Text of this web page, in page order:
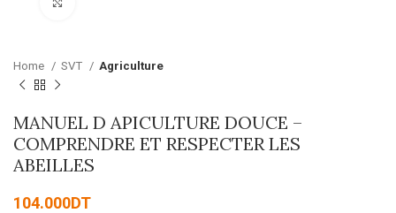
Home SVT Agriculture
MANUEL D APICULTURE DOUCE –
COMPRENDRE ET RESPECTER LES
ABEILLES
104.000DT